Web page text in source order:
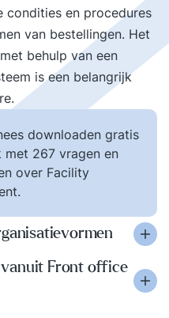
condities en procedures
van bestellingen. Het
behulp van een
is een belangrijk
downloaden gratis
met 267 vragen en
over Facility
vanuit Front office